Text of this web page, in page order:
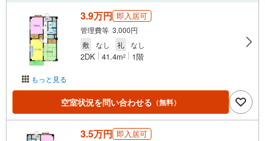
もっと見る
3.9万円 即入居可
管理費等 3,000円
敷
なし 礼 なし
2DK 41.4m2 1階
空室状況を問い合わせる （無料）
3.5万円 即入居可